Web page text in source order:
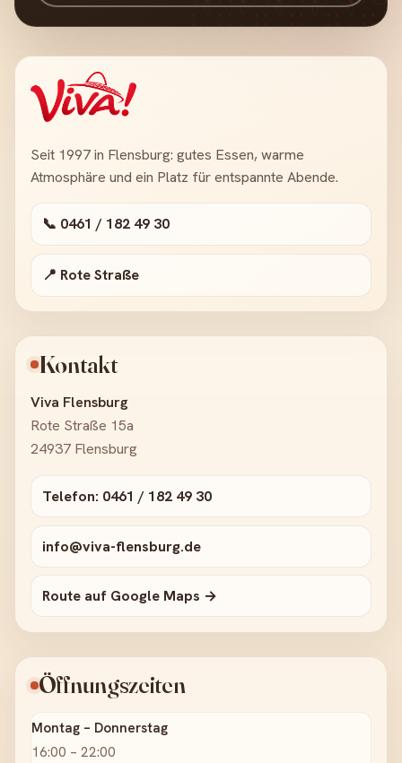
Seit 1997 in Flensburg: gutes Essen, warme
Atmosphäre und ein Platz für entspannte Abende.
📞 0461 / 182 49 30
📍 Rote Straße
Kontakt
Viva Flensburg
Rote Straße 15a
24937 Flensburg
Telefon: 0461 / 182 49 30
info@viva-flensburg.de
Route auf Google Maps →
Öffnungszeiten
Montag – Donnerstag
16:00 – 22:00